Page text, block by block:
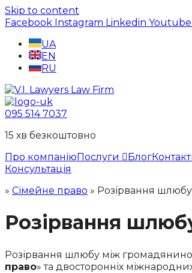
Skip to content
Facebook Instagram Linkedin Youtube
UA
EN
RU
095 514 7037
15 хв безкоштовно
Про компаніюПослуги Блог
Консультація
» Сімейне право » Розірвання
Розірвання
Розірвання шлюбу між
право» та двосторонніх